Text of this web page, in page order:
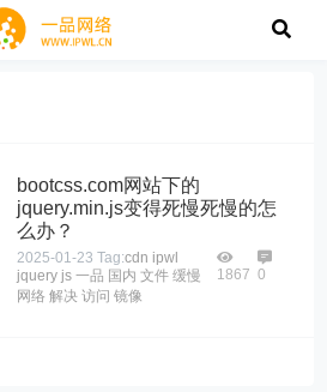
bootcss.com网站下的
jquery.min.js变得死慢死慢的怎
么办？
2025-01-23 Tag:cdn ipwl
jquery js 一品 国内 文件 缓慢
网络 解决 访问 镜像
1867 0